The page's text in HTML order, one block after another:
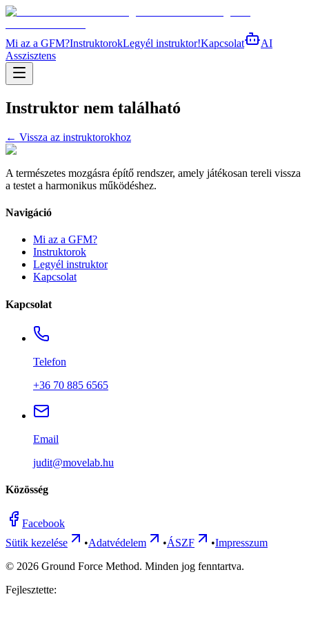
Mi az a GFM?InstruktorokLegyél instruktor!Kapcsolat
AI
Asszisztens
Instruktor nem található
← Vissza az instruktorokhoz
A természetes mozgásra építő rendszer, amely játékosan tereli vissza
a testet a harmonikus működéshez.
Navigáció
Mi az a GFM?
Instruktorok
Legyél instruktor
Kapcsolat
Kapcsolat
Telefon
+36 70 885 6565
Email
judit@movelab.hu
Közösség
Facebook
Sütik kezelése
•Adatvédelem •ÁSZF •Impresszum
© 2026 Ground Force Method. Minden jog fenntartva.
Fejlesztette: